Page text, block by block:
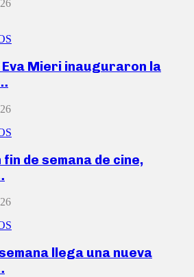
Mieri inauguraron la
fin de semana de cine,
llega una nueva